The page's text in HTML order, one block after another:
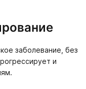
заболевание, без
и